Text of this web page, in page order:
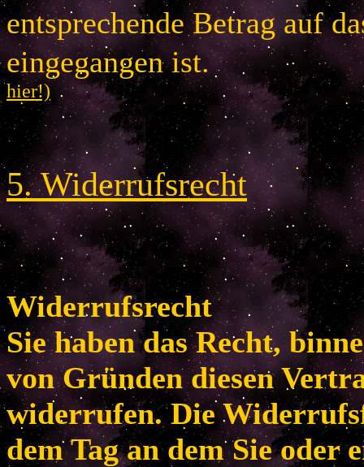
entsprechende Betrag auf
eingegangen
hier!)
5.Widerrufsrecht
Widerrufsrecht
Sie haben das Recht,
von Gründen diesen
widerrufen. Die
dem Tag an dem Sie oder